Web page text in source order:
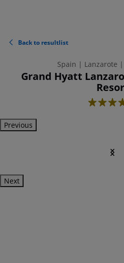
Back to resultlist
Spain | Lanzarote |
Grand Hyatt
5
Previous
Next